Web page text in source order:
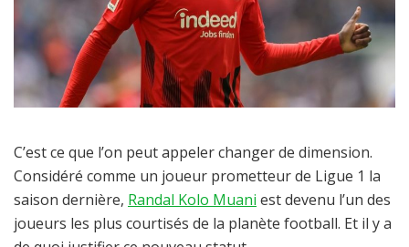
C’est ce que l’on peut appeler changer de dimension.
Considéré comme un joueur prometteur de Ligue 1 la
saison dernière, Randal Kolo Muani est devenu l’un des
joueurs les plus courtisés de la planète football. Et il y a